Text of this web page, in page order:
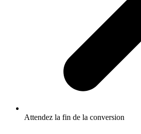
Attendez la fin de la conversion